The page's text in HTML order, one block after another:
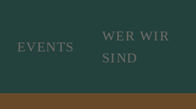
EVENTS
WER WIR
SIND